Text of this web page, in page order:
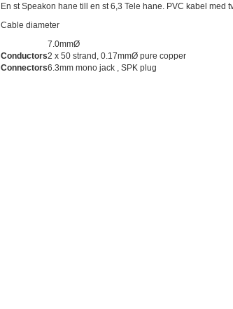
En st Speakon hane till en st 6,3 Tele hane. PVC kabel med
Cable diameter
7.0mmØ
Conductors2 x 50 strand, 0.17mmØ pure copper
Connectors6.3mm mono jack , SPK plug